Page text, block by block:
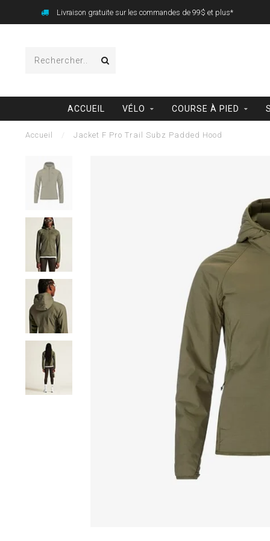
Livraison gratuite sur les commandes de 99$ et plus*
ACCUEIL VÉLO COURSE À PIED
Accueil Jacket F Pro Trail Subz Padded Hood